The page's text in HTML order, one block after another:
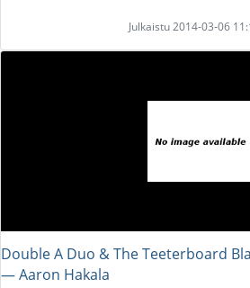
Julkaistu 2014-03-06
Double A Duo & The Teeterboard
― Aaron Hakala